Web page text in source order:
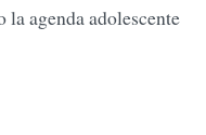
la agenda adolescente